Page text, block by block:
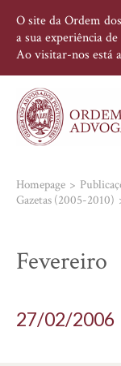
O site da Ordem
a sua experiência
Ao visitar-nos está
Homepage
Gazetas (2005-2010)
Fevereiro
27/02/2006